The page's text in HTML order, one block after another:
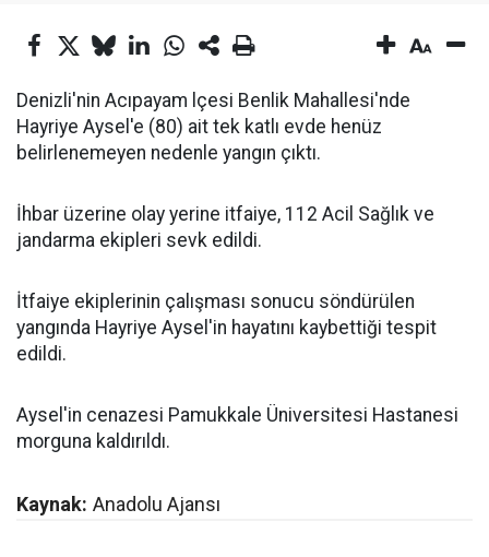
Denizli'nin Acıpayam lçesi Benlik Mahallesi'nde
Hayriye Aysel'e (80) ait tek katlı evde henüz
belirlenemeyen nedenle yangın çıktı.
İhbar üzerine olay yerine itfaiye, 112 Acil Sağlık ve
jandarma ekipleri sevk edildi.
İtfaiye ekiplerinin çalışması sonucu söndürülen
yangında Hayriye Aysel'in hayatını kaybettiği tespit
edildi.
Aysel'in cenazesi Pamukkale Üniversitesi Hastanesi
morguna kaldırıldı.
Kaynak: Anadolu Ajansı